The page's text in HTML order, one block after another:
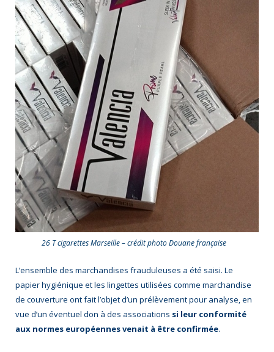
26 T cigarettes Marseille – crédit photo Douane française
L’ensemble des marchandises frauduleuses a été saisi. Le
papier hygiénique et les lingettes utilisées comme marchandise
de couverture ont fait l’objet d’un prélèvement pour analyse, en
vue d’un éventuel don à des associations si leur conformité
aux normes européennes venait à être confirmée.